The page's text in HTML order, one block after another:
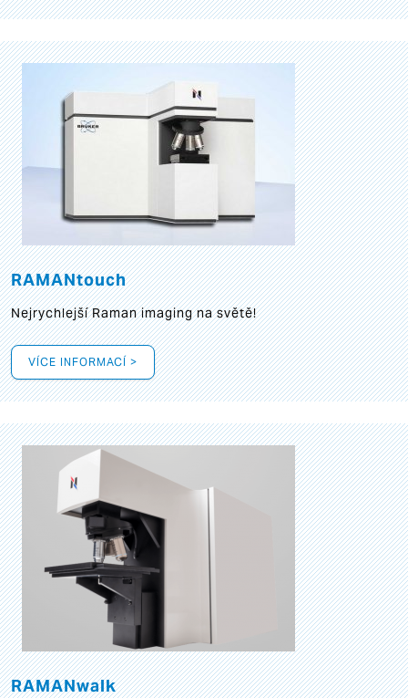
RAMANtouch
Nejrychlejší Raman imaging na světě!
VÍCE INFORMACÍ >
RAMANwalk